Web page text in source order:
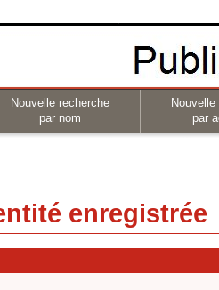
Nouvelle recherche
par nom
par
enregistrée